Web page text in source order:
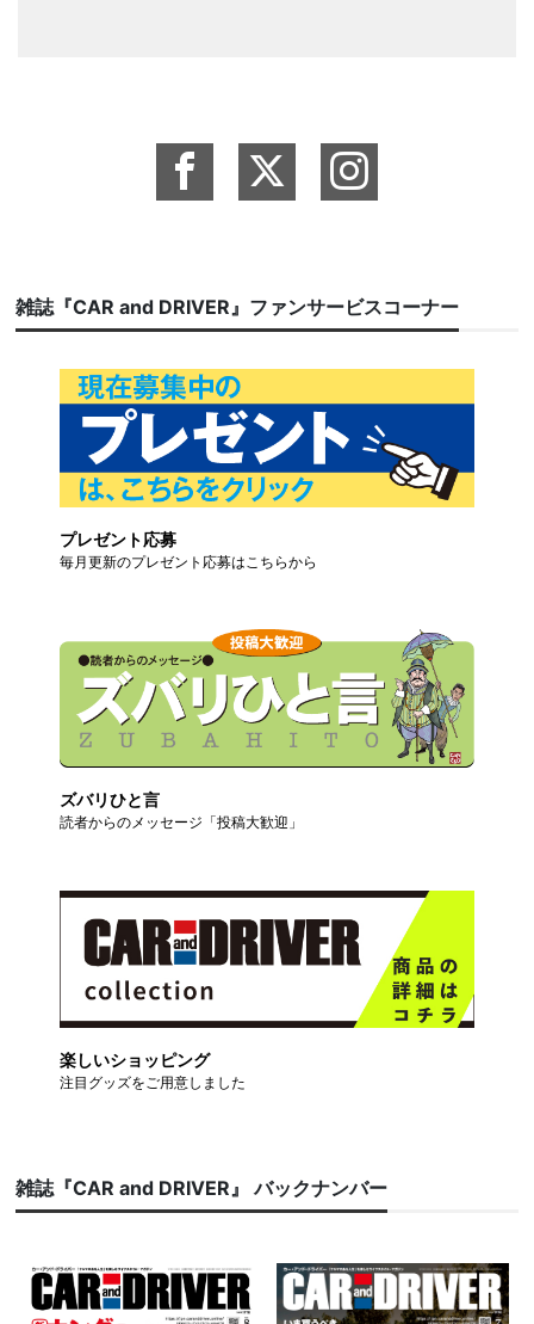
雑誌『CAR and DRIVER』ファンサービスコーナー
プレゼント応募
毎月更新のプレゼント応募はこちらから
ズバリひと言
読者からのメッセージ「投稿大歓迎」
楽しいショッピング
注目グッズをご用意しました
雑誌『CAR and DRIVER』 バックナンバー